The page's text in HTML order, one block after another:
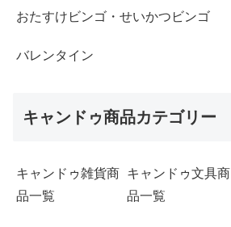
おたすけビンゴ・せいかつビンゴ
バレンタイン
キャンドゥ商品カテゴリー
キャンドゥ雑貨商
品一覧
キャンドゥ文具商
品一覧